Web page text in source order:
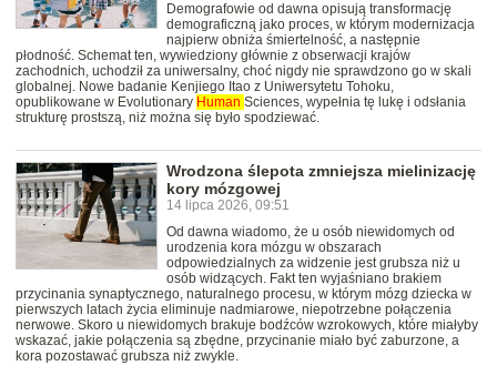
Demografowie od dawna opisują transformację
demograficzną jako proces, w którym modernizacja
najpierw obniża śmiertelność, a następnie
płodność. Schemat ten, wywiedziony głównie z obserwacji krajów
zachodnich, uchodził za uniwersalny, choć nigdy nie sprawdzono go w skali
globalnej. Nowe badanie Kenjiego Itao z Uniwersytetu Tohoku,
opublikowane w Evolutionary Human Sciences, wypełnia tę lukę i odsłania
strukturę prostszą, niż można się było spodziewać.
Wrodzona ślepota zmniejsza mielinizację
kory mózgowej
14 lipca 2026, 09:51
Od dawna wiadomo, że u osób niewidomych od
urodzenia kora mózgu w obszarach
odpowiedzialnych za widzenie jest grubsza niż u
osób widzących. Fakt ten wyjaśniano brakiem
przycinania synaptycznego, naturalnego procesu, w którym mózg dziecka w
pierwszych latach życia eliminuje nadmiarowe, niepotrzebne połączenia
nerwowe. Skoro u niewidomych brakuje bodźców wzrokowych, które miałyby
wskazać, jakie połączenia są zbędne, przycinanie miało być zaburzone, a
kora pozostawać grubsza niż zwykle.